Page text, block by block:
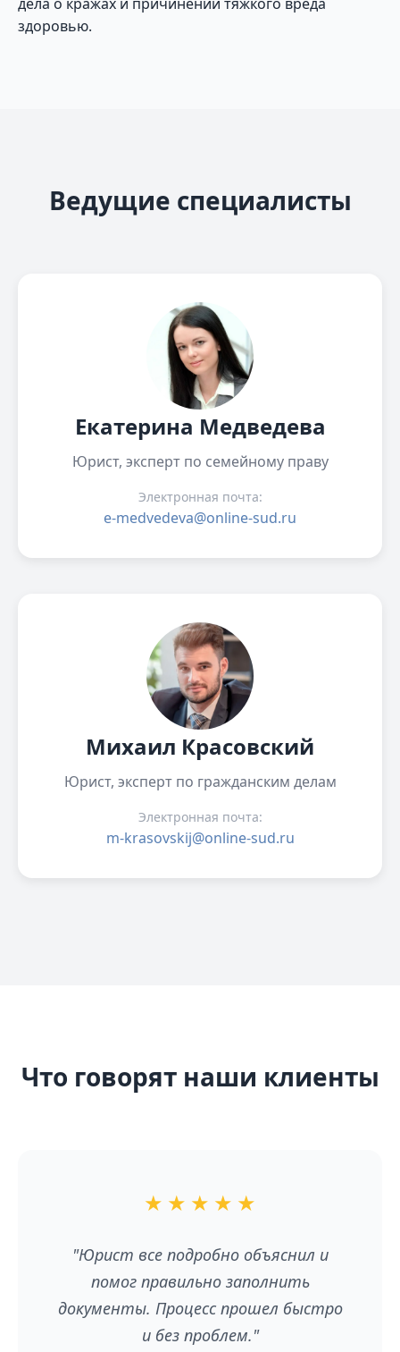
здоровью.
Ведущие специалисты
Екатерина Медведева
Юрист, эксперт по семейному праву
Электронная почта:
e-medvedeva@online-sud.ru
Михаил Красовский
Юрист, эксперт по гражданским делам
Электронная почта:
m-krasovskij@online-sud.ru
Что говорят наши клиенты
★ ★ ★ ★ ★
"Юрист все подробно объяснил и
помог правильно заполнить
документы. Процесс прошел быстро
и без проблем."